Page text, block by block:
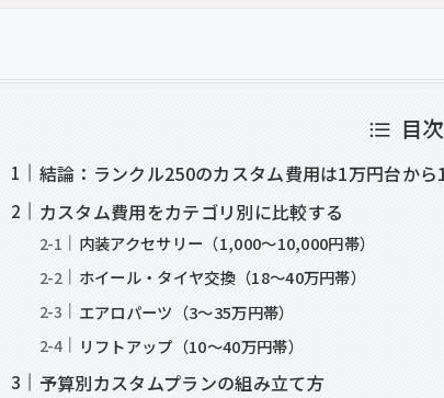
目次
結論：ランクル250のカスタム費用は1万円台か
カスタム費用をカテゴリ別に比較する
内装アクセサリー（1,000〜10,000円帯）
ホイール・タイヤ交換（18〜40万円帯）
エアロパーツ（3〜35万円帯）
リフトアップ（10〜40万円帯）
予算別カスタムプランの組み立て方